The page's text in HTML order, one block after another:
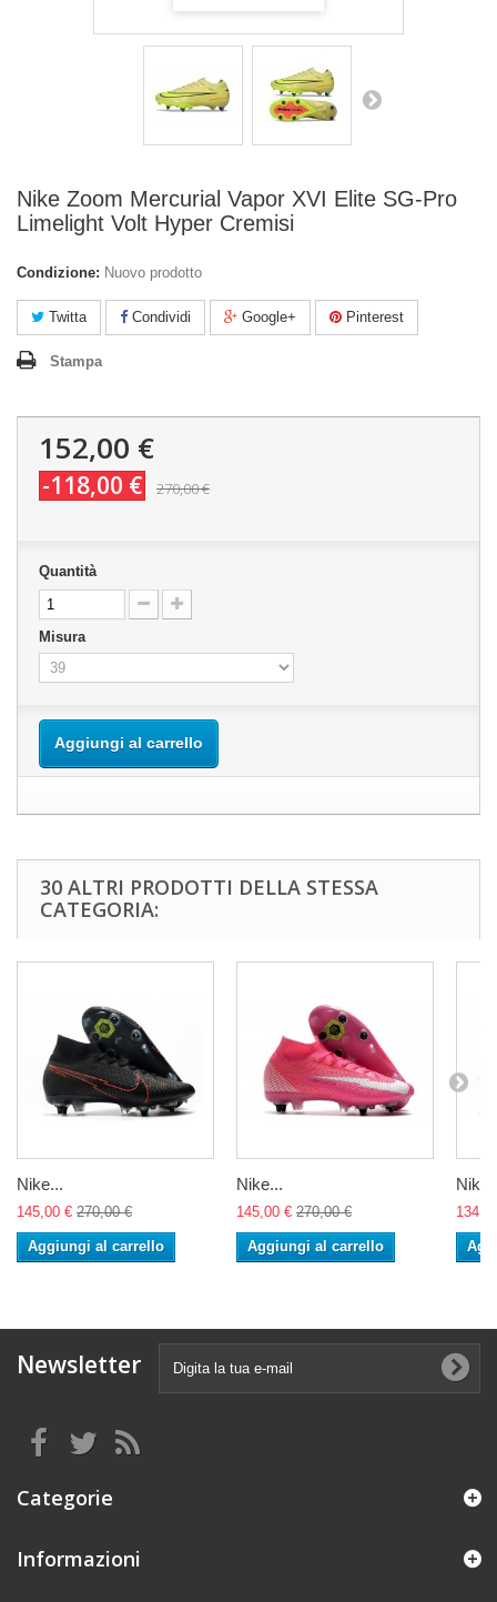
Nike Zoom Mercurial Vapor XVI Elite SG-Pro
Limelight Volt Hyper Cremisi
Condizione: Nuovo prodotto
Twitta Condividi Google+ Pinterest
Stampa
152,00 €
-118,00 € 270,00 €
Quantità
Misura
Aggiungi al carrello
30 ALTRI PRODOTTI DELLA STESSA
CATEGORIA:
Nike...
145,00 € 270,00 €
Aggiungi al carrello
Nike...
145,00 € 270,00 €
Aggiungi al carrello
Newsletter
Categorie
Informazioni